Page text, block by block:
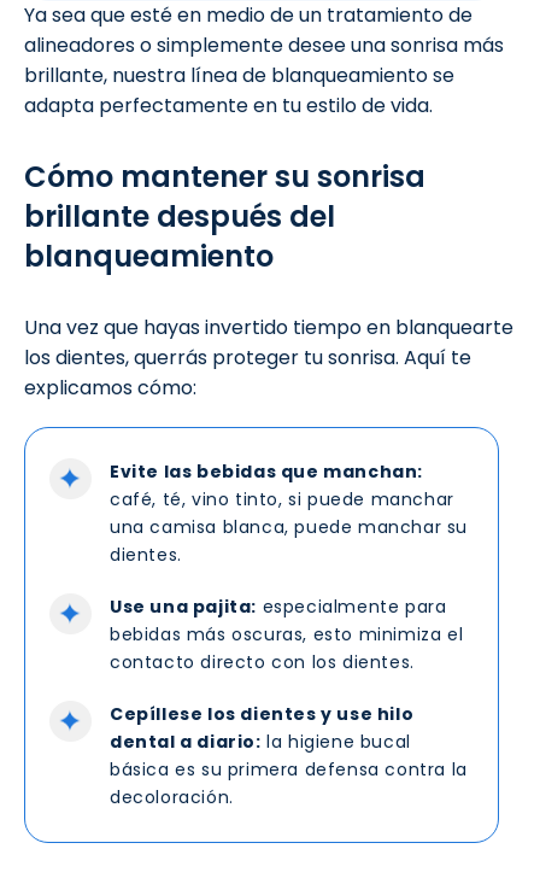
Ya sea que esté en medio de un tratamiento de
alineadores o simplemente desee una sonrisa más
brillante, nuestra línea de blanqueamiento se
adapta perfectamente en tu estilo de vida.
Cómo mantener su sonrisa
brillante después del
blanqueamiento
Una vez que hayas invertido tiempo en blanquearte
los dientes, querrás proteger tu sonrisa. Aquí te
explicamos cómo:
Evite las bebidas que manchan:
café, té, vino tinto, si puede manchar
una camisa blanca, puede manchar su
dientes.
Use una pajita: especialmente para
bebidas más oscuras, esto minimiza el
contacto directo con los dientes.
Cepíllese los dientes y use hilo
dental a diario: la higiene bucal
básica es su primera defensa contra la
decoloración.